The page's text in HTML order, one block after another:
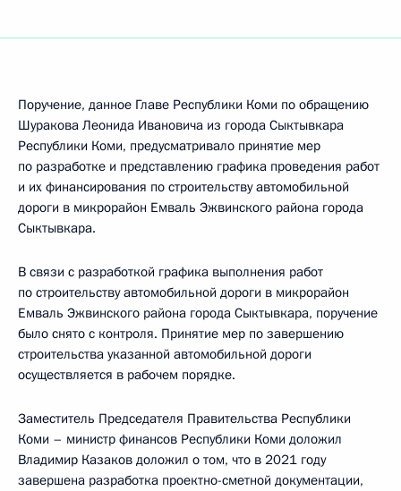
Поручение, данное Главе Республики Коми по обращению
Шуракова Леонида Ивановича из города Сыктывкара
Республики Коми, предусматривало принятие мер
по разработке и представлению графика проведения работ
и их финансирования по строительству автомобильной
дороги в микрорайон Емваль Эжвинского района города
Сыктывкара.
В связи с разработкой графика выполнения работ
по строительству автомобильной дороги в микрорайон
Емваль Эжвинского района города Сыктывкара, поручение
было снято с контроля. Принятие мер по завершению
строительства указанной автомобильной дороги
осуществляется в рабочем порядке.
Заместитель Председателя Правительства Республики
Коми – министр финансов Республики Коми доложил
Владимир Казаков доложил о том, что в 2021 году
завершена разработка проектно-сметной документации,